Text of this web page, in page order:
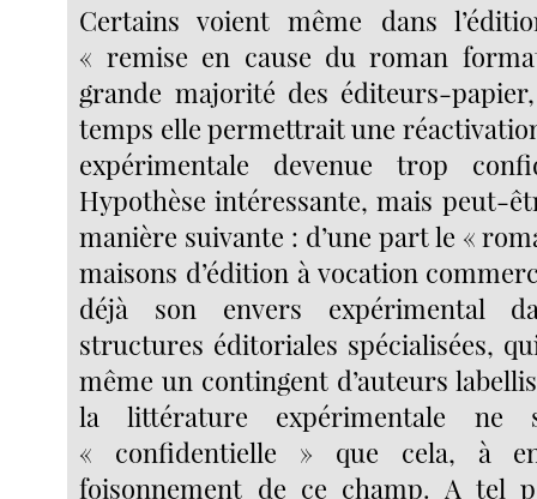
Certains voient même dans
« remise en cause du roman
grande majorité des éditeurs-
temps elle permettrait une
expérimentale devenue trop
Hypothèse intéressante, mais peut-
manière suivante : d’une part le «
maisons d’édition à vocation
déjà son envers expérimental
structures éditoriales spécialisées,
même un contingent d’auteurs
la littérature expérimentale ne
« confidentielle » que cela, à
foisonnement de ce champ. A tel